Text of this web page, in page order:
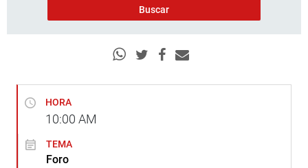
HORA
10:00 AM
TEMA
Foro